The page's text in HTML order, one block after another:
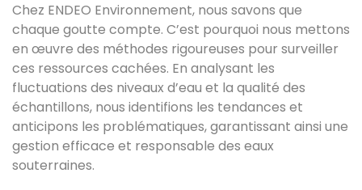
Chez ENDEO Environnement, nous savons que
chaque goutte compte. C’est pourquoi nous mettons
en œuvre des méthodes rigoureuses pour surveiller
ces ressources cachées. En analysant les
fluctuations des niveaux d’eau et la qualité des
échantillons, nous identifions les tendances et
anticipons les problématiques, garantissant ainsi une
gestion efficace et responsable des eaux
souterraines.